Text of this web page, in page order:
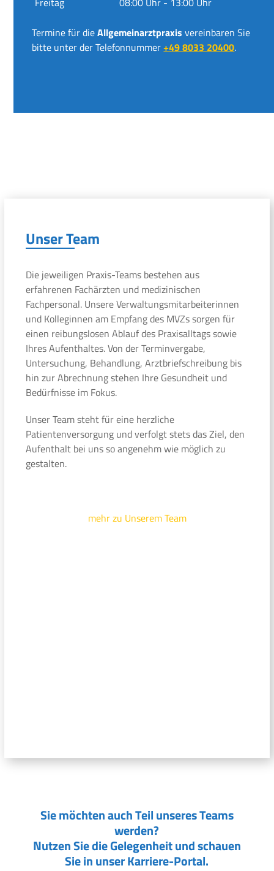
Termine für dieAllgemeinarztpraxis vereinbaren Sie
bitte unter der Telefonnummer+49 8033 20400.
Unser Team
Die jeweiligen Praxis-Teams bestehen aus
erfahrenen Fachärzten und medizinischen
Fachpersonal. Unsere Verwaltungsmitarbeiterinnen
und Kolleginnen am Empfang des MVZs sorgen für
einen reibungslosen Ablauf des Praxisalltags sowie
Ihres Aufenthaltes. Von der Terminvergabe,
Untersuchung, Behandlung, Arztbriefschreibung bis
hin zur Abrechnung stehen Ihre Gesundheit und
Bedürfnisse im Fokus.
Unser Team steht für eine herzliche
Patientenversorgung und verfolgt stets das Ziel, den
Aufenthalt bei uns so angenehm wie möglich zu
gestalten.
mehr zu Unserem Team
Sie möchten auch Teil unseres Teams
werden?
Nutzen Sie die Gelegenheit und schauen
Sie in unser Karriere-Portal.